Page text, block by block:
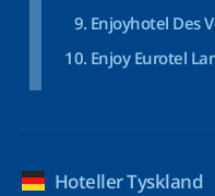
Enjoyhotel Des
Enjoy Eurotel
Hoteller Tyskland